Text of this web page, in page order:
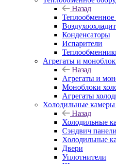
Назад
Теплообменное
Конденсаторы
Испарители
Агрегаты и
Назад
Агрегаты и
Моноблоки
Агрегаты
Холодильные камеры
Назад
Холодильные
Сэндвич панели
Холодильные
Двери
Уплотнители